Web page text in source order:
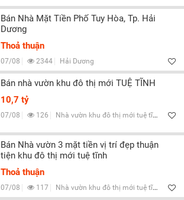
Bán Nhà Mặt Tiền Phố Tuy Hòa, Tp. Hải
Dương
Thoả thuận
07/08 2344 Hải Dương
Bán nhà vườn khu đô thị mới TUỆ TĨNH
10,7 tỷ
07/08 126 Nhà vườn khu đô thị mới tuệ tĩnh, Hải Dương
Bán Nhà vườn 3 mặt tiền vị trí đẹp thuận
tiện khu đô thị mới tuệ tĩnh
Thoả thuận
07/08 117 Nhà vườn khu đô thị mới tuệ tĩnh, Hải Dương